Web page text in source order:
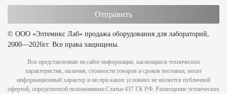
© ООО «Элтемикс Лаб» продажа оборудования для лабораторий,
2000—2026гг. Все права защищены.
Вся представленная на сайте информация, касающаяся технических
характеристик, наличия, стоимости товаров и сроков поставки, носит
информационный характер и ни при каких условиях не является публичной
офертой, определяемой положениями Статьи 437 ГК РФ. Размещение технических